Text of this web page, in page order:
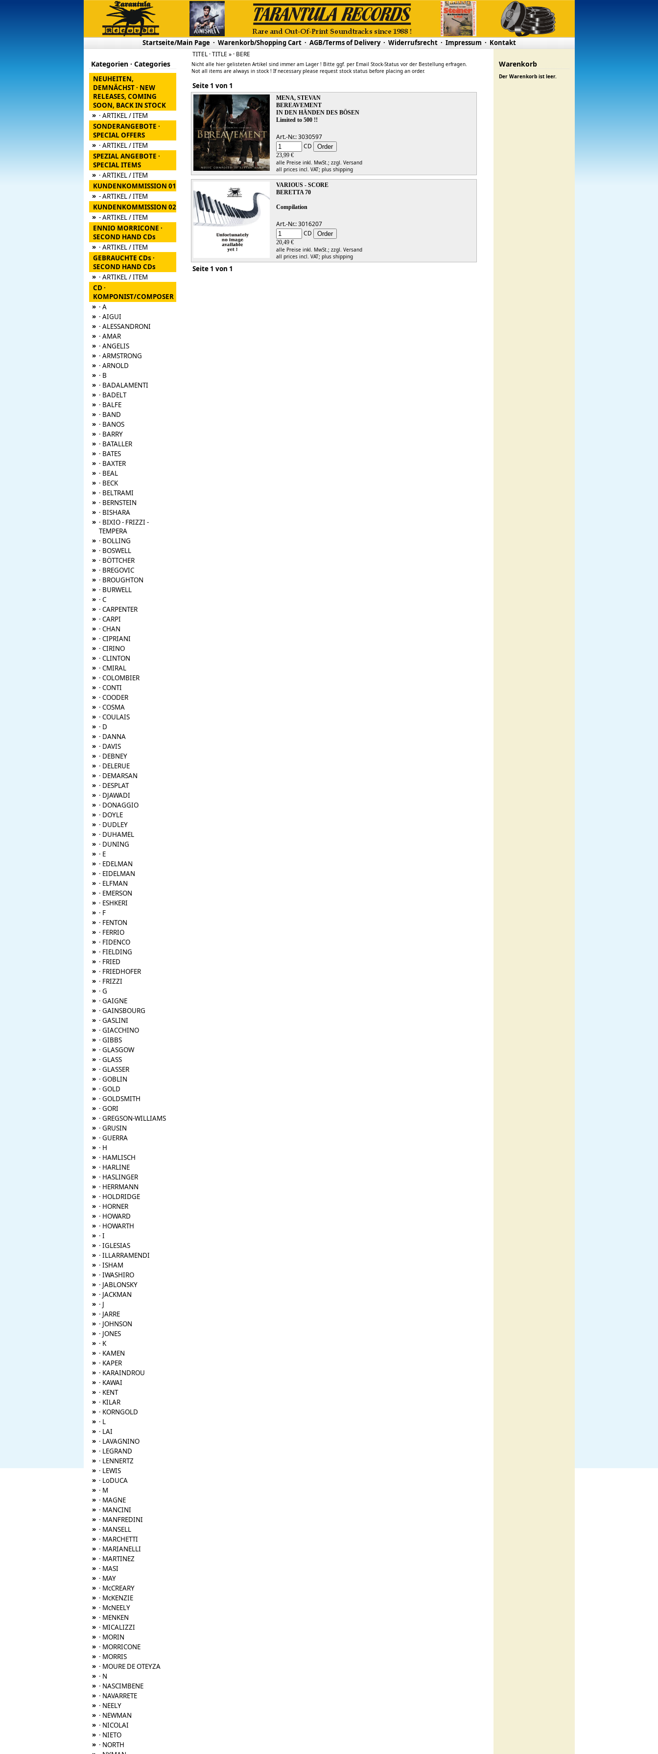
Startseite/Main Page· Warenkorb/Shopping Cart· AGB/Terms of Delivery· Widerrufsrecht· Impressum · Kontakt
Kategorien · Categories
NEUHEITEN,
DEMNÄCHST · NEW
RELEASES, COMING
SOON, BACK IN STOCK
» · ARTIKEL / ITEM
SONDERANGEBOTE ·
SPECIAL OFFERS
» · ARTIKEL / ITEM
SPEZIAL ANGEBOTE ·
SPECIAL ITEMS
» · ARTIKEL / ITEM
KUNDENKOMMISSION 01
» - ARTIKEL / ITEM
KUNDENKOMMISSION 02
» - ARTIKEL / ITEM
ENNIO MORRICONE ·
SECOND HAND CDs
» · ARTIKEL / ITEM
GEBRAUCHTE CDs ·
SECOND HAND CDs
» · ARTIKEL / ITEM
CD ·
KOMPONIST/COMPOSER
» · A
» · AIGUI
» · ALESSANDRONI
» · AMAR
» · ANGELIS
» · ARMSTRONG
» · ARNOLD
» · B
» · BADALAMENTI
» · BADELT
» · BALFE
» · BAND
» · BANOS
» · BARRY
» · BATALLER
» · BATES
» · BAXTER
» · BEAL
» · BECK
» · BELTRAMI
» · BERNSTEIN
» · BISHARA
» · BIXIO - FRIZZI -
TEMPERA
» · BOLLING
» · BOSWELL
» · BÖTTCHER
» · BREGOVIC
» · BROUGHTON
» · BURWELL
» · C
» · CARPENTER
» · CARPI
» · CHAN
» · CIPRIANI
» · CIRINO
» · CLINTON
» · CMIRAL
» · COLOMBIER
» · CONTI
» · COODER
» · COSMA
» · COULAIS
» · D
» · DANNA
» · DAVIS
» · DEBNEY
» · DELERUE
» · DEMARSAN
» · DESPLAT
» · DJAWADI
» · DONAGGIO
» · DOYLE
» · DUDLEY
» · DUHAMEL
» · DUNING
» · E
» · EDELMAN
» · EIDELMAN
» · ELFMAN
» · EMERSON
» · ESHKERI
» · F
» · FENTON
» · FERRIO
» · FIDENCO
» · FIELDING
» · FRIED
» · FRIEDHOFER
» · FRIZZI
» · G
» · GAIGNE
» · GAINSBOURG
» · GASLINI
» · GIACCHINO
» · GIBBS
» · GLASGOW
» · GLASS
» · GLASSER
» · GOBLIN
» · GOLD
» · GOLDSMITH
» · GORI
» · GREGSON-WILLIAMS
» · GRUSIN
» · GUERRA
» · H
» · HAMLISCH
» · HARLINE
» · HASLINGER
» · HERRMANN
» · HOLDRIDGE
» · HORNER
» · HOWARD
» · HOWARTH
» · I
» · IGLESIAS
» · ILLARRAMENDI
» · ISHAM
» · IWASHIRO
» · JABLONSKY
» · JACKMAN
» · J
» · JARRE
» · JOHNSON
» · JONES
» · K
» · KAMEN
» · KAPER
» · KARAINDROU
» · KAWAI
» · KENT
» · KILAR
» · KORNGOLD
» · L
» · LAI
» · LAVAGNINO
» · LEGRAND
» · LENNERTZ
» · LEWIS
» · LoDUCA
» · M
» · MAGNE
» · MANCINI
» · MANFREDINI
» · MANSELL
» · MARCHETTI
» · MARIANELLI
» · MARTINEZ
» · MASI
» · MAY
» · McCREARY
» · McKENZIE
» · McNEELY
» · MENKEN
» · MICALIZZI
» · MORIN
» · MORRICONE
» · MORRIS
» · MOURE DE OTEYZA
» · N
» · NASCIMBENE
» · NAVARRETE
» · NEELY
» · NEWMAN
» · NICOLAI
» · NIETO
» · NORTH
TITEL · TITLE » · BERE
Nicht alle hier gelisteten Artikel sind immer am Lager ! Bitte ggf. per Email Stock-Status vor der Bestellung erfragen.
Not all items are always in stock ! If necessary please request stock status before placing an order.
Seite 1 von 1
MENA, STEVAN
BEREAVEMENT
IN DEN HÄNDEN DES BÖSEN
Limited to 500 !!
Art.-Nr.: 3030597
CD
23,99 €
alle Preise inkl. MwSt.; zzgl. Versand
all prices incl. VAT; plus shipping
VARIOUS - SCORE
BERETTA 70
Compilation
Art.-Nr.: 3016207
CD
20,49 €
alle Preise inkl. MwSt.; zzgl. Versand
all prices incl. VAT; plus shipping
Seite 1 von 1
Warenkorb
Der Warenkorb ist leer.